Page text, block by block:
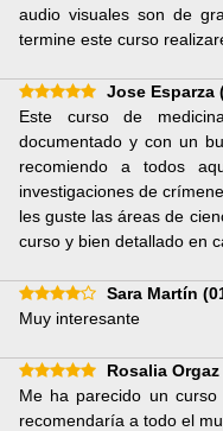
audio visuales son de
termine este curso
Jose Esparza
Este curso de
documentado y con un
recomiendo a todos
investigaciones de
les guste las áreas de
curso y bien detallado en
Sara Martín
Muy interesante
Rosalia Orgaz
Me ha parecido un
recomendaría a todo el